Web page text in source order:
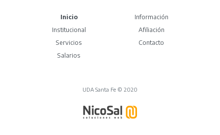
Inicio(current)
Institucional
Servicios
Salarios
Información
Afiliación
Contacto
UDA Santa Fe © 2020